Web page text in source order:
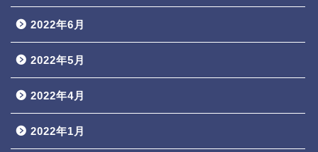
2022年6月
2022年5月
2022年4月
2022年1月